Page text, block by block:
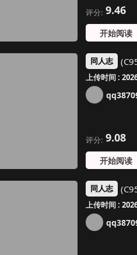
评分: 9.46
开始阅读
同人志
上传时间 :
评分: 9.08
开始阅读
同人志
上传时间 :